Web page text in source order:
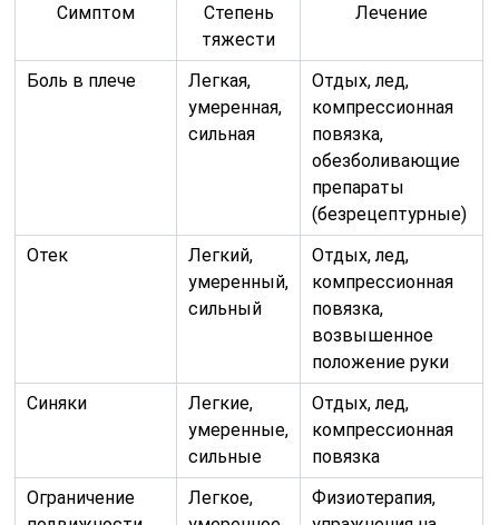
Симптом
Степень
тяжести
Лечение
Боль в плече
Легкая,
умеренная,
сильная
Отдых, лед,
компрессионная
повязка,
обезболивающие
препараты
(безрецептурные)
Отек
Легкий,
умеренный,
сильный
Отдых, лед,
компрессионная
повязка,
возвышенное
положение руки
Синяки
Легкие,
умеренные,
сильные
Отдых, лед,
компрессионная
повязка
Ограничение
Легкое,
Физиотерапия,